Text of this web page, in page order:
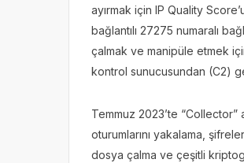
ayırmak için IP Quality
bağlantılı 27275 numaralı
çalmak ve manipüle etmek
kontrol sunucusundan (C2)
Temmuz 2023’te “Collector”
oturumlarını yakalama,
dosya çalma ve çeşitli